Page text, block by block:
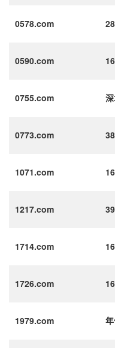
0578.com
0590.com
0755.com
0773.com
1071.com
1217.com
1714.com
1726.com
1979.com